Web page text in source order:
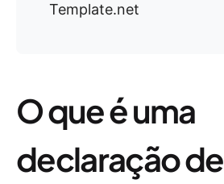
Template.net
O que é uma
declaração de